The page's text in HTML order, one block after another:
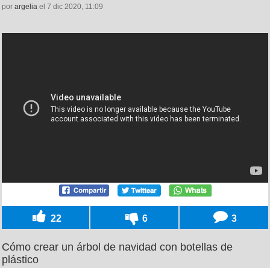
por argelia el 7 dic 2020, 11:09
22 6 3
Cómo crear un árbol de navidad con botellas de
plástico